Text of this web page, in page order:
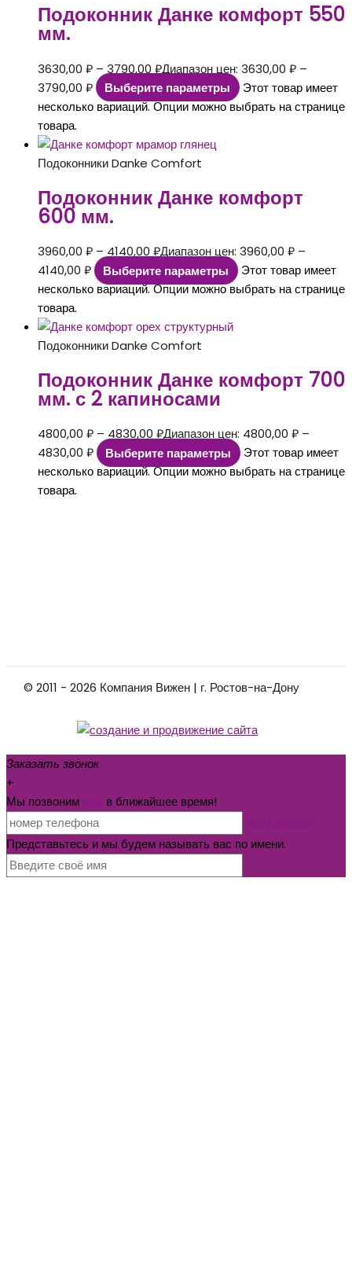
Подоконник Данке комфорт 550
мм.
3630,00 ₽ – 3790,00 ₽Диапазон цен: 3630,00 ₽ –
3790,00 ₽
Выберите параметры
Этот товар имеет
несколько вариаций. Опции можно выбрать на странице
товара.
Подоконники Danke Comfort
Подоконник Данке комфорт
600 мм.
3960,00 ₽ – 4140,00 ₽Диапазон цен: 3960,00 ₽ –
4140,00 ₽
Выберите параметры
Этот товар имеет
несколько вариаций. Опции можно выбрать на странице
товара.
Подоконники Danke Comfort
Подоконник Данке комфорт 700
мм. с 2 капиносами
4800,00 ₽ – 4830,00 ₽Диапазон цен: 4800,00 ₽ –
4830,00 ₽
Выберите параметры
Этот товар имеет
несколько вариаций. Опции можно выбрать на странице
товара.
© 2011 - 2026 Компания Вижен | г. Ростов-на-Дону
Заказать звонок
+
Мы позвоним
в ближайшее время!
Представьтесь и мы будем называть вас по имени.